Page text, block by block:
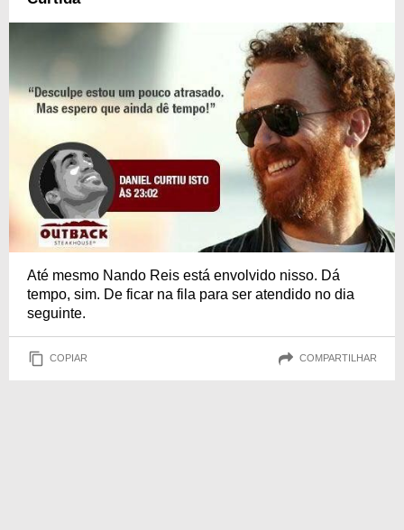
Até mesmo Nando Reis está envolvido nisso. Dá
tempo, sim. De ficar na fila para ser atendido no dia
seguinte.
COPIAR COMPARTILHAR